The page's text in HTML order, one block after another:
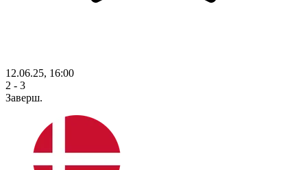
12.06.25, 16:00
2 - 3
Заверш.